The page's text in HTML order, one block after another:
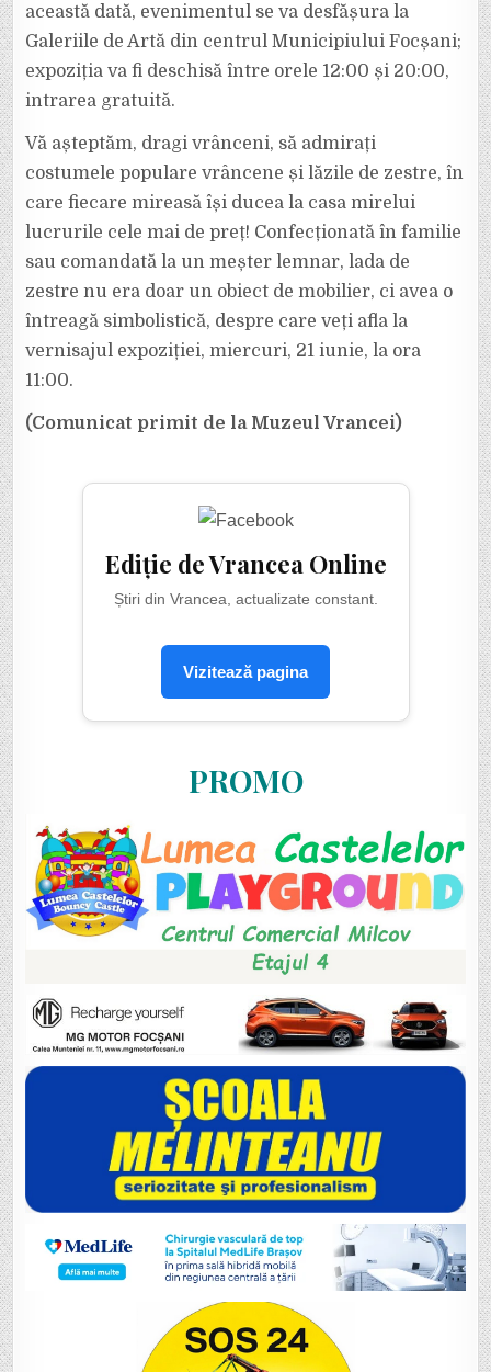
această dată, evenimentul se va desfășura la
Galeriile de Artă din centrul Municipiului Focșani;
expoziția va fi deschisă între orele 12:00 și 20:00,
intrarea gratuită.
Vă așteptăm, dragi vrânceni, să admirați
costumele populare vrâncene și lăzile de zestre, în
care fiecare mireasă își ducea la casa mirelui
lucrurile cele mai de preț! Confecționată în familie
sau comandată la un meșter lemnar, lada de
zestre nu era doar un obiect de mobilier, ci avea o
întreagă simbolistică, despre care veți afla la
vernisajul expoziției, miercuri, 21 iunie, la ora
11:00.
(Comunicat primit de la Muzeul Vrancei)
Ediție de Vrancea Online
Știri din Vrancea, actualizate constant.
Vizitează pagina
PROMO